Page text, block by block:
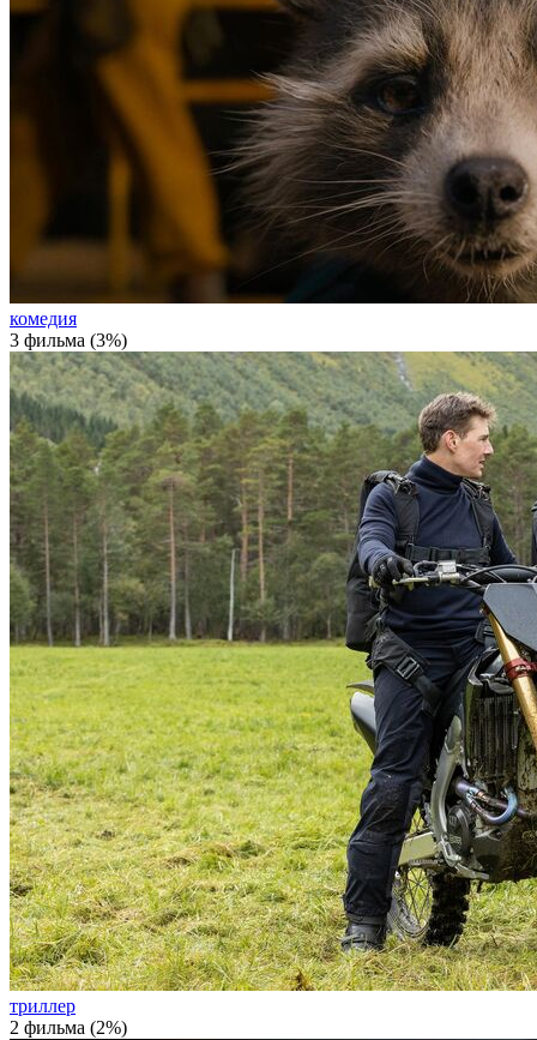
комедия
3 фильма (3%)
триллер
2 фильма (2%)